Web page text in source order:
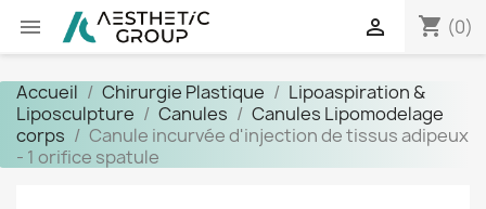
 shopping_cart (0)

Accueil Chirurgie Plastique
Lipoaspiration &
Liposculpture
Canules
Canules Lipomodelage
corps
Canule incurvée d'injection de tissus adipeux
- 1 orifice spatule